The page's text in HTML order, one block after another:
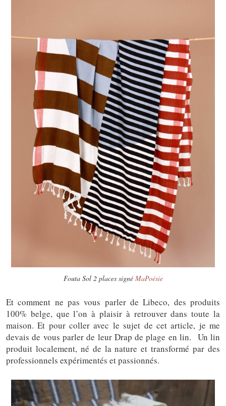
Fouta Sol 2 places signé MaPoésie
Et comment ne pas vous parler de Libeco, des produits
100% belge, que l’on à plaisir à retrouver dans toute la
maison. Et pour coller avec le sujet de cet article, je me
devais de vous parler de leur Drap de plage en lin. Un lin
produit localement, né de la nature et transformé par des
professionnels expérimentés et passionnés.